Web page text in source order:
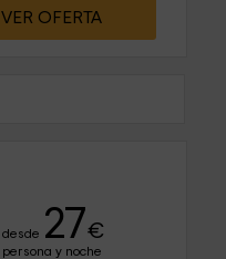
VER OFERTA
desde 27€
persona y noche